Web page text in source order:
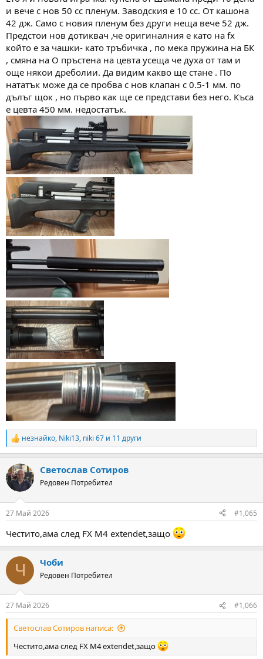
и вече с нов 50 сс пленум. Заводския е 10 сс. От кашона
42 дж. Само с новия пленум без други неща вече 52 дж.
Предстои нов дотиквач ,че оригиналния е като на fx
който е за чашки- като тръбичка , по мека пружина на БК
, смяна на О пръстена на цевта усеща че духа от там и
още някои дреболии. Да видим какво ще стане . По
нататък може да се пробва с нов клапан с 0.5-1 мм. по
дълъг щок , но първо как ще се представи без него. Къса
е цевта 450 мм. недостатък.
R
e
c
t
i
s
незнайко, Niki13, niki 67 и 11 други
Светослав Сотиров
Редовен Потребител
27 Май 2026 #1,065
Честито,ама след FX M4 extendet,защо
Ч Чоби
Редовен Потребител
27 Май 2026 #1,066
Светослав Сотиров написа:
Честито,ама след FX M4 extendet,защо